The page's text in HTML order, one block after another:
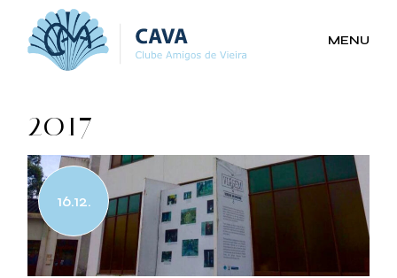
content
MENU
2017
16.12.